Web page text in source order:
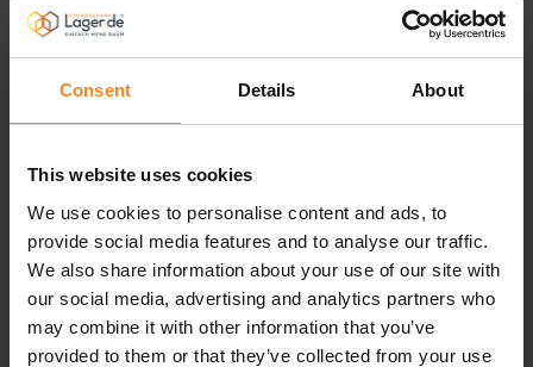
Consent Details About
This website uses cookies
We use cookies to personalise content and ads, to
provide social media features and to analyse our traffic.
We also share information about your use of our site with
our social media, advertising and analytics partners who
may combine it with other information that you’ve
provided to them or that they’ve collected from your use
Tipps zum Ausmisten: So schaffen
Sie Ordnung in Ihrem Haushalt